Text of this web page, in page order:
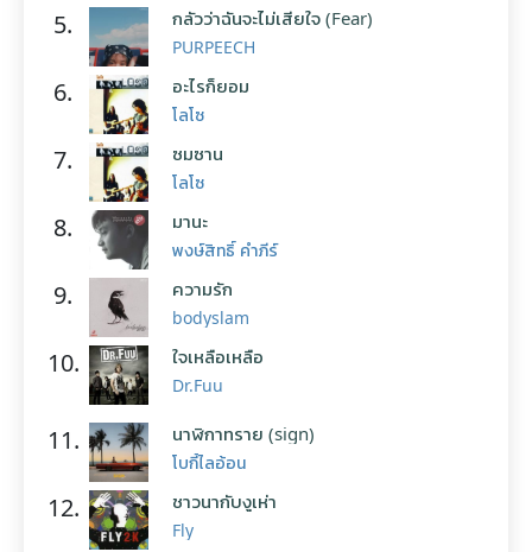
5. กลัวว่าฉันจะไม่เสียใจ (Fear)
PURPEECH
6. อะไรก็ยอม
โลโซ
7. ซมซาน
โลโซ
8. มานะ
พงษ์สิทธิ์ คำภีร์
9. ความรัก
bodyslam
10. ใจเหลือเหลือ
Dr.Fuu
11. นาฬิกาทราย (sign)
โบกี้ไลอ้อน
12. ชาวนากับงูเห่า
Fly